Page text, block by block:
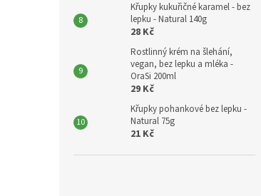
Křupky kukuřičné karamel - bez
lepku - Natural 140g
28 Kč
Rostlinný krém na šlehání,
vegan, bez lepku a mléka -
OraSi 200ml
29 Kč
Křupky pohankové bez lepku -
Natural 75g
21 Kč